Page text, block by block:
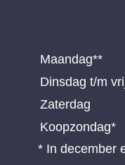
Maandag**
Dinsdag t/m
Zaterdag
Koopzondag*
* In december